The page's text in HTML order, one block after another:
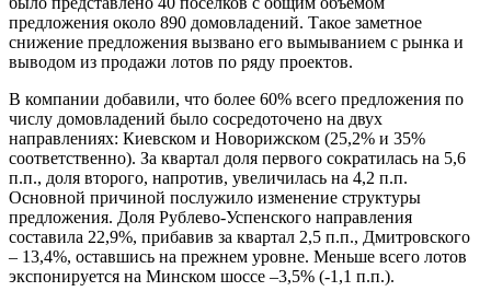
предложения около 890 домовладений. Такое заметное
снижение предложения вызвано его вымыванием с рынка и
выводом из продажи лотов по ряду проектов.
В компании добавили, что более 60% всего предложения по
числу домовладений было сосредоточено на двух
направлениях: Киевском и Новорижском (25,2% и 35%
соответственно). За квартал доля первого сократилась на 5,6
п.п., доля второго, напротив, увеличилась на 4,2 п.п.
Основной причиной послужило изменение структуры
предложения. Доля Рублево-Успенского направления
составила 22,9%, прибавив за квартал 2,5 п.п., Дмитровского
– 13,4%, оставшись на прежнем уровне. Меньше всего лотов
экспонируется на Минском шоссе –3,5% (-1,1 п.п.).